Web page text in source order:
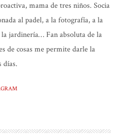
mama de tres niños. Socia
al padel, a la fotografía, a la
jardinería… Fan absoluta de la
de cosas me permite darle la
días.